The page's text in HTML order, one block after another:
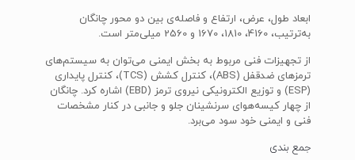
ابعاد طول، عرض‌، ارتفاع و فاصله‌ی بین دو محور چانگان
به‌ترتیب، 4160، 1810، 1670 و 2560 میلی‌متر است.
از تجهیزات فنی مربوط به بخش ایمنی می‌توان به سیستم‌های
ترمزهای ضدقفل (ABS)، کنترل کشش (TCS)، کنترل پایداری
(ESP) و توزیع الکترونیکی نیروی ترمز‌ (EBD) اشاره کرد. چانگان
از چهار کیسه‌هوای سرنشینان جلو و جانبی در کنار مشخصات
فنی و ایمنی خود سود می‌برد.
جمع بندی